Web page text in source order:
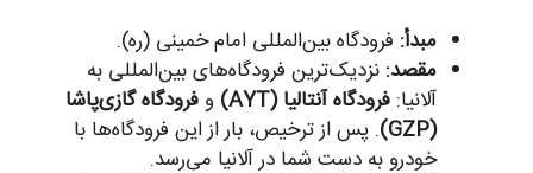
مبدأ: فرودگاه بین‌المللی امام خمینی (ره).
مقصد: نزدیک‌ترین فرودگاه‌های بین‌المللی به
آلانیا: فرودگاه آنتالیا (AYT) وفرودگاه گازی‌پاشا
(GZP)
. پس از ترخیص، بار از این فرودگاه‌ها با
خودرو به دست شما در آلانیا می‌رسد.